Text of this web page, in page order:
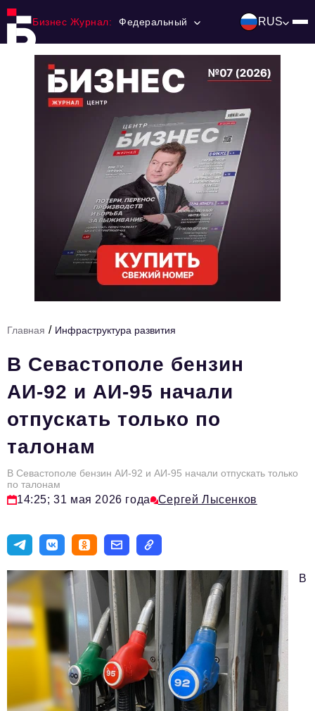
Бизнес Журнал: Федеральный RUS
Ниши и рынки
Технологии и тренды
Тема номера
HR
Персона номера
Юридический практикум
Стиль жизни
Туризм
Импортозамещение
Эксперты
Авторские материалы
Видео
Телефон редакции: +7 495 727-01-67
Электронные почты редакции:
Информационный отдел
info@business-magazine.online
Главная / Инфраструктура развития
В Севастополе бензин
АИ-92 и АИ-95 начали
отпускать только по
талонам
В Севастополе бензин АИ-92 и АИ-95 начали отпускать только
по талонам
14:25; 31 мая 2026 года Сергей Лысенков
В